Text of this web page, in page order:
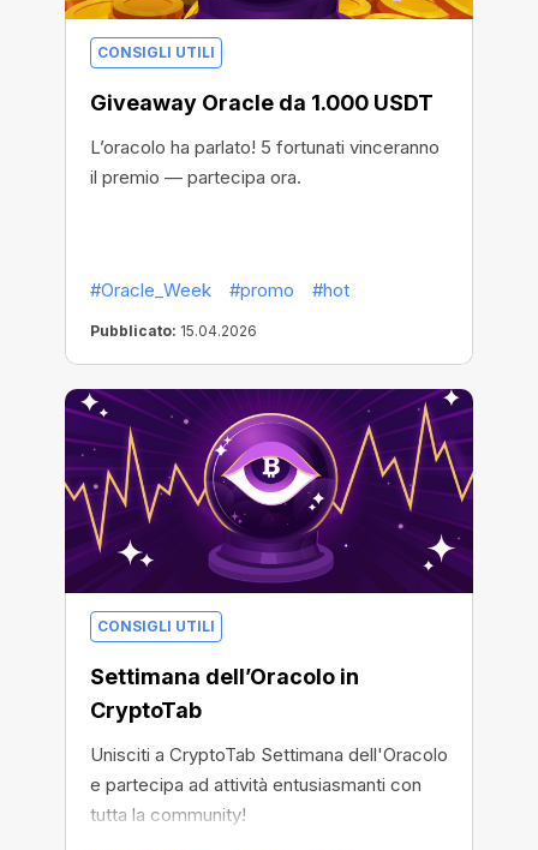
CONSIGLI UTILI
Giveaway Oracle da 1.000 USDT
L’oracolo ha parlato! 5 fortunati vinceranno
il premio — partecipa ora.
#Oracle_Week #promo #hot
Pubblicato: 15.04.2026
CONSIGLI UTILI
Settimana dell’Oracolo in
CryptoTab
Unisciti a CryptoTab Settimana dell'Oracolo
e partecipa ad attività entusiasmanti con
tutta la community!